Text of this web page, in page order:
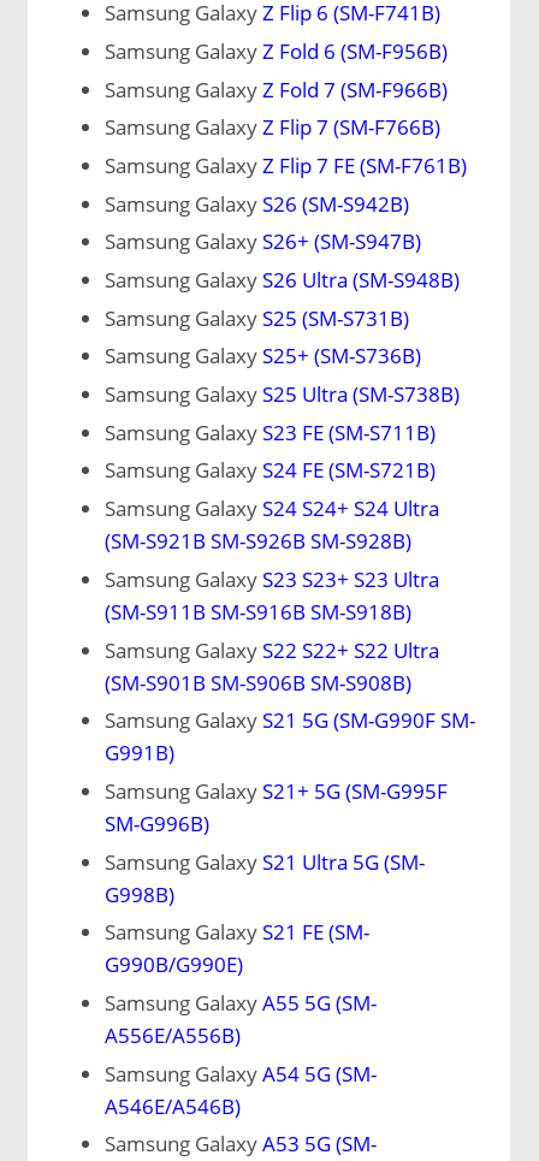
Samsung GalaxyZ Flip 6 (SM-F741B)
Samsung GalaxyZ Fold 6 (SM-F956B)
Samsung GalaxyZ Fold 7 (SM-F966B)
Samsung GalaxyZ Flip 7 (SM-F766B)
Samsung GalaxyZ Flip 7 FE (SM-F761B)
Samsung GalaxyS26 (SM-S942B)
Samsung GalaxyS26+ (SM-S947B)
Samsung GalaxyS26 Ultra (SM-S948B)
Samsung GalaxyS25 (SM-S731B)
Samsung GalaxyS25+ (SM-S736B)
Samsung GalaxyS25 Ultra (SM-S738B)
Samsung GalaxyS23 FE (SM-S711B)
Samsung GalaxyS24 FE (SM-S721B)
Samsung GalaxyS24 S24+ S24 Ultra
(SM-S921B SM-S926B SM-S928B)
Samsung GalaxyS23 S23+ S23 Ultra
(SM-S911B SM-S916B SM-S918B)
Samsung GalaxyS22 S22+ S22 Ultra
(SM-S901B SM-S906B SM-S908B)
Samsung GalaxyS21 5G (SM-G990F SM-
G991B)
Samsung GalaxyS21+ 5G (SM-G995F
SM-G996B)
Samsung GalaxyS21 Ultra 5G (SM-
G998B)
Samsung GalaxyS21 FE (SM-
G990B/G990E)
Samsung GalaxyA55 5G (SM-
A556E/A556B)
Samsung GalaxyA54 5G (SM-
A546E/A546B)
Samsung GalaxyA53 5G (SM-